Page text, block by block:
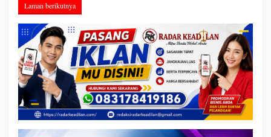
Laman berikutnya